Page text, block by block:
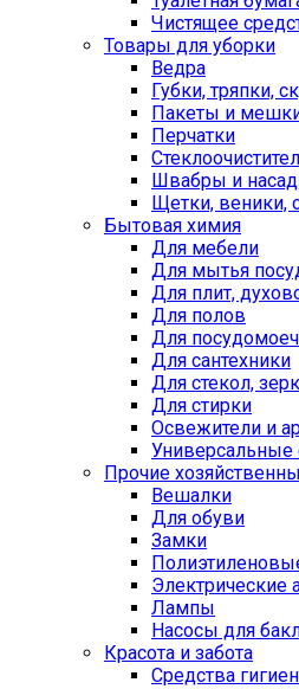
Чистящее
Товары для уборки
Ведра
Губки, тряпки,
Пакеты и
Перчатки
Швабры и
Щетки, веники,
Бытовая химия
Для мебели
Для мытья
Для плит,
Для полов
Для
Для сантехники
Для стекол,
Для стирки
Освежители и
Универсальные
Прочие
Вешалки
Для обуви
Замки
Электрические
Лампы
Насосы для
Красота и забота
Средства